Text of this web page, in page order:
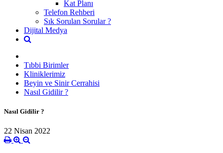
Kat Planı
Telefon Rehberi
Sık Sorulan Sorular ?
Dijital Medya
Tıbbi Birimler
Kliniklerimiz
Beyin ve Sinir Cerrahisi
Nasıl Gidilir ?
Nasıl Gidilir ?
22 Nisan 2022